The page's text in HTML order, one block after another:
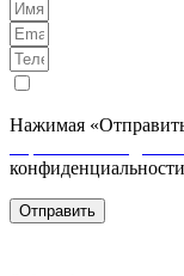
Нажимая
конфиденциальности
Отправить